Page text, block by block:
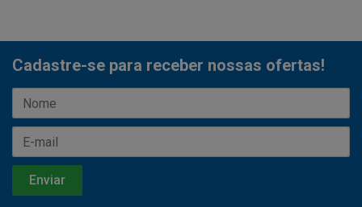
Cadastre-se para receber nossas ofertas!